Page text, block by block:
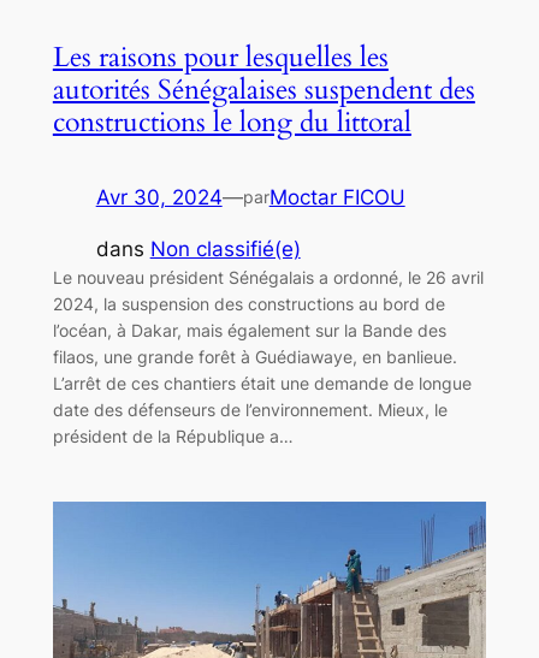
Les raisons pour lesquelles les
autorités Sénégalaises suspendent des
constructions le long du littoral
Avr 30, 2024—parMoctar FICOU
dans Non classifié(e)
Le nouveau président Sénégalais a ordonné, le 26 avril
2024, la suspension des constructions au bord de
l’océan, à Dakar, mais également sur la Bande des
filaos, une grande forêt à Guédiawaye, en banlieue.
L’arrêt de ces chantiers était une demande de longue
date des défenseurs de l’environnement. Mieux, le
président de la République a…